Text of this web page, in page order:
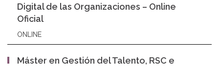
Digital de las Organizaciones – Online
Oficial
ONLINE
Máster en Gestión del Talento, RSC e